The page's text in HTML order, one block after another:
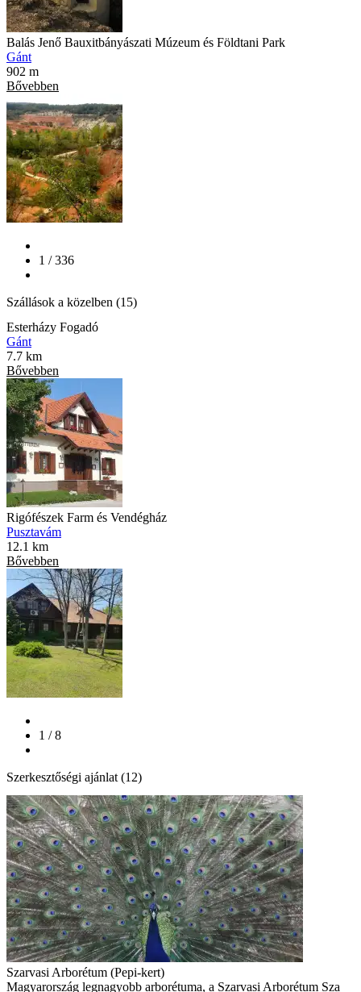
Balás Jenő Bauxitbányászati Múzeum és Földtani Park
Gánt
902 m
Bővebben
1 / 336
Szállások a közelben (15)
Esterházy Fogadó
Gánt
7.7 km
Bővebben
Rigófészek Farm és Vendégház
Pusztavám
12.1 km
Bővebben
1 / 8
Szerkesztőségi ajánlat (12)
Szarvasi Arborétum (Pepi-kert)
Magyarország legnagyobb arborétuma, a Szarvasi Arborétum Sza